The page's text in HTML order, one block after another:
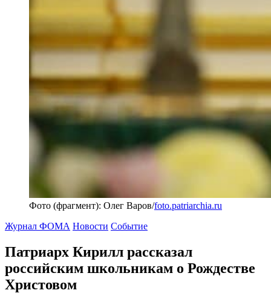
Фото (фрагмент): Олег Варов/foto.patriarchia.ru
Журнал ФОМА Новости Событие
Патриарх Кирилл рассказал
российским школьникам о Рождестве
Христовом